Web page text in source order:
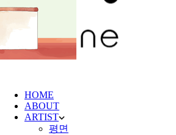
HOME
ABOUT
ARTIST
평면